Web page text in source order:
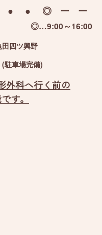
● ● ◎ ー ー
◎…9:00～16:00
四ツ興野
駐車場完備)
外科へ行く前の
す。